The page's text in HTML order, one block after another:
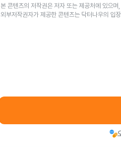
본 콘텐츠의 저작권은 저자 또는 제공처에 있으
외부저작권자가 제공한 콘텐츠는 닥터나우의 입